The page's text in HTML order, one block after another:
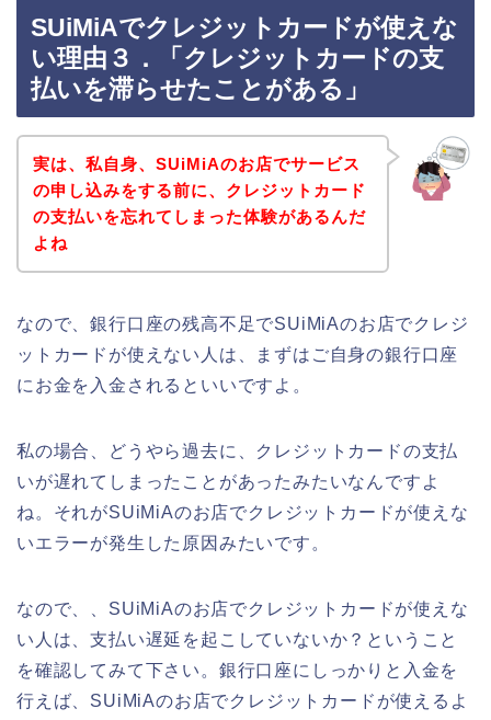
SUiMiAでクレジットカードが使えな
い理由３．「クレジットカードの支
払いを滞らせたことがある」
実は、私自身、SUiMiAのお店でサービス
の申し込みをする前に、クレジットカード
の支払いを忘れてしまった体験があるんだ
よね
なので、銀行口座の残高不足でSUiMiAのお店でクレジ
ットカードが使えない人は、まずはご自身の銀行口座
にお金を入金されるといいですよ。
私の場合、どうやら過去に、クレジットカードの支払
いが遅れてしまったことがあったみたいなんですよ
ね。それがSUiMiAのお店でクレジットカードが使えな
いエラーが発生した原因みたいです。
なので、、SUiMiAのお店でクレジットカードが使えな
い人は、支払い遅延を起こしていないか？ということ
を確認してみて下さい。銀行口座にしっかりと入金を
行えば、SUiMiAのお店でクレジットカードが使えるよ